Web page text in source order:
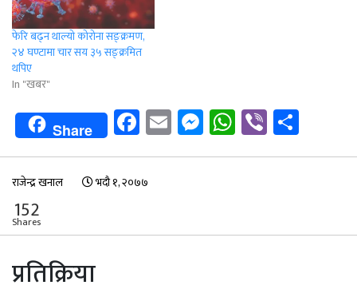
फेरि बढ्न थाल्याे कोरोना सङ्क्रमण,
२४ घण्टामा चार सय ३५ सङ्क्रमित
थपिए
In "खबर"
Share Facebook
EmailMessenger
WhatsApp
Viber
राजेन्द्र खनाल भदौ १, २०७७
152
Shares
प्रतिक्रिया